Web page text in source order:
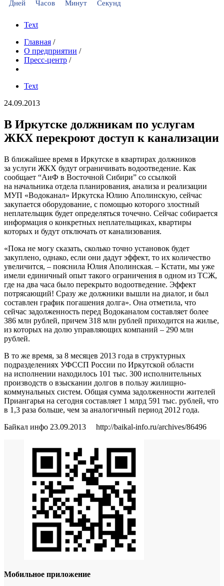
Дней Часов Минут Секунд
Text
Главная /
О предприятии /
Пресс-центр /
Text
24.09.2013
В Иркутске должникам по услугам
ЖКХ перекроют доступ к канализации
В ближайшее время в Иркутске в квартирах должников
за услуги ЖКХ будут ограничивать водоотведение. Как
сообщает “АиФ в Восточной Сибири” со ссылкой
на начальника отдела планирования, анализа и реализации
МУП «Водоканал» Иркутска Юлию Аполинскую, сейчас
закупается оборудование, с помощью которого злостный
неплательщик будет определяться точечно. Сейчас собирается
информация о конкретных неплательщиках, квартиры
которых и будут отключать от канализования.
«Пока не могу сказать, сколько точно установок будет
закуплено, однако, если они дадут эффект, то их количество
увеличится, – пояснила Юлия Аполинская. – Кстати, мы уже
имели единичный опыт такого ограничения в одном из ТСЖ,
где на два часа было перекрыто водоотведение. Эффект
потрясающий! Сразу же должники вышли на диалог, и был
составлен график погашения долга». Она отметила, что
сейчас задолженность перед Водоканалом составляет более
386 млн рублей, причем 318 млн рублей приходится на жилье,
из которых на долю управляющих компаний – 290 млн
рублей.
В то же время, за 8 месяцев 2013 года в структурных
подразделениях УФССП России по Иркутской области
на исполнении находилось 101 тыс. 300 исполнительных
производств о взыскании долгов в пользу жилищно-
коммунальных систем. Общая сумма задолженности жителей
Приангарья на сегодня составляет 1 млрд 591 тыс. рублей, что
в 1,3 раза больше, чем за аналогичный период 2012 года.
Байкал инфо 23.09.2013 http://baikal-info.ru/archives/86496
Мобильное приложение